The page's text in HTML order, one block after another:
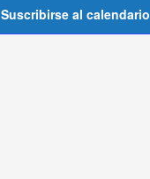
Suscribirse al calendario